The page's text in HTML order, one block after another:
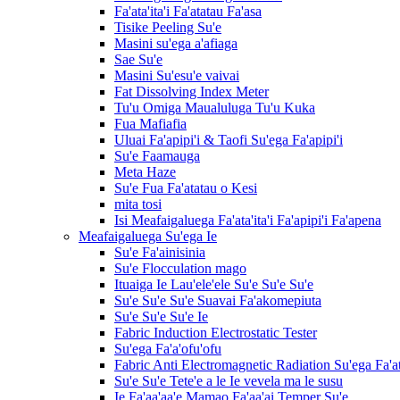
Fa'ata'ita'i Fa'atatau Fa'asa
Tisike Peeling Su'e
Masini su'ega a'afiaga
Sae Su'e
Masini Su'esu'e vaivai
Fat Dissolving Index Meter
Tu'u Omiga Maualuluga Tu'u Kuka
Fua Mafiafia
Uluai Fa'apipi'i & Taofi Su'ega Fa'apipi'i
Su'e Faamauga
Meta Haze
Su'e Fua Fa'atatau o Kesi
mita tosi
Isi Meafaigaluega Fa'ata'ita'i Fa'apipi'i Fa'apena
Meafaigaluega Su'ega Ie
Su'e Fa'ainisinia
Su'e Flocculation mago
Ituaiga Ie Lau'ele'ele Su'e Su'e Su'e
Su'e Su'e Su'e Suavai Fa'akomepiuta
Su'e Su'e Su'e Ie
Fabric Induction Electrostatic Tester
Su'ega Fa'a'ofu'ofu
Fabric Anti Electromagnetic Radiation Su'ega
Su'e Su'e Tete'e a le Ie vevela ma le susu
Ie Fa'aa'aa'e Mamao Fa'aa'ai Temper Su'e